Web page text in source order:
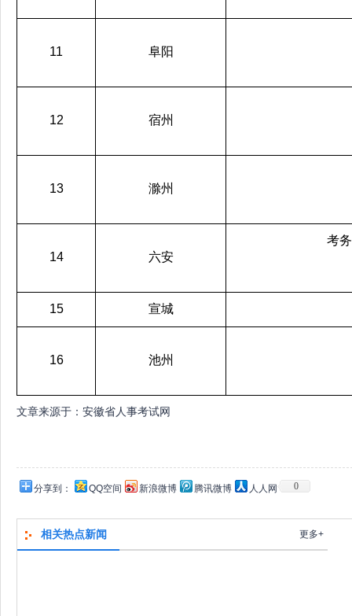
11 阜阳
12 宿州
13 滁州
14 六安
考
15 宣城
16 池州
文章来源于：安徽省人事考试网
分享到： QQ空间 新浪微博 腾讯微博 人人网 0
相关热点新闻 更多+